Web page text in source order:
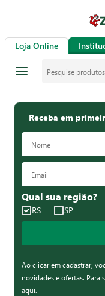
Loja Online
Receba em
Qual sua região?
RS SP
Ao clicar em cadastrar,
novidades e ofertas. Para
aqui.